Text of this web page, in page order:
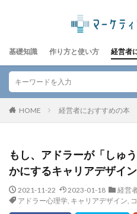
基礎知識 作り方と使い方 経営者
HOME 経営者におすすめの本
もし、アドラーが「しゅ
かにするキャリアデザイ
2021-11-22 2023-01-18
経営
アドラー心理学, キャリアデザイン,